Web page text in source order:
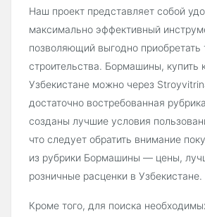
Наш проект представляет собой
максимально эффективный
позволяющий выгодно приобретать
строительства. Бормашины, купить
Узбекистане можно через
достаточно востребованная
созданы лучшие условия
что следует обратить внимание
из рубрики Бормашины — цены,
розничные расценки в Узбекистане.
Кроме того, для поиска